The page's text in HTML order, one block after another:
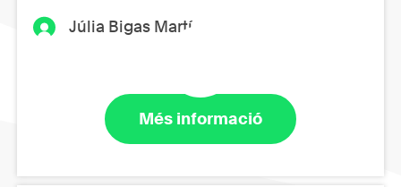
Júlia Bigas Martí
Més informació